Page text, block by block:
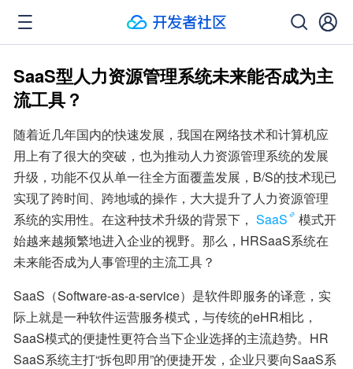
SaaS型人力资源管理系统未来能否成为主
流工具？
随着近几年国内的快速发展，我国在网络技术和计算机应
用上有了很大的突破，也为推动人力资源管理系统的发展
升级，功能不仅从单一往全方面覆盖发展，B/S的技术现已
实现了跨时间、跨地域的操作，大大提升了人力资源管理
系统的实用性。在这种技术升级的背景下， SaaS
模式开
始越来越频繁地进入企业的视野。那么，HRSaaS系统在
未来能否成为人事管理的主流工具？
SaaS（Software-as-a-service）是软件即服务的译意，实
际上就是一种软件运营服务模式，与传统的eHR相比，
SaaS模式的便捷性更符合当下企业选择的主流趋势。HR
SaaS系统主打“拆包即用”的便捷开发，企业只要向SaaS系